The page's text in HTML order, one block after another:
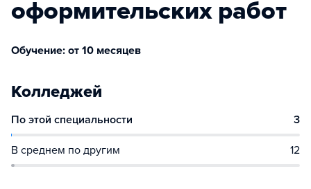
оформительских работ
Обучение: от 10 месяцев
Колледжей
По этой специальности 3
В среднем по другим 12